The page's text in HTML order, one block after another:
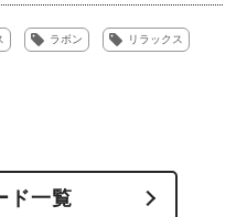
ラボン リラックス
ド一覧